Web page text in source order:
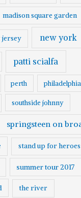
madison square garden
jersey new york
patti scialfa
perth philadelphia
southside johnny
springsteen on
stand up for heroes
summer tour 2017
the river